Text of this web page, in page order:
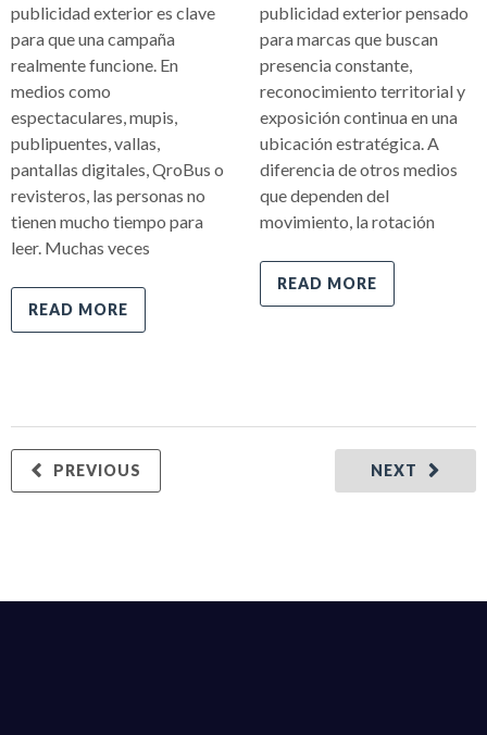
publicidad exterior es clave
para que una campaña
realmente funcione. En
medios como
espectaculares, mupis,
publipuentes, vallas,
pantallas digitales, QroBus o
revisteros, las personas no
tienen mucho tiempo para
leer. Muchas veces
READ MORE
publicidad exterior pensado
para marcas que buscan
presencia constante,
reconocimiento territorial y
exposición continua en una
ubicación estratégica. A
diferencia de otros medios
que dependen del
movimiento, la rotación
READ MORE
NEXT
PREVIOUS